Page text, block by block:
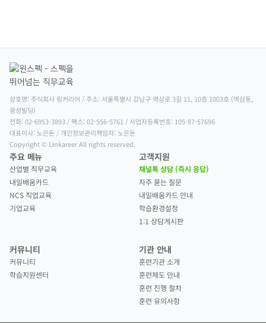
상호명: 주식회사 링커리어 / 주소: 서울특별시 강남구 역삼로 3길 11, 10층 1003호 (역삼동,
광성빌딩)
전화: 02-6953-3893 / 팩스: 02-556-5761 / 사업자등록번호: 105-87-57696
대표이사: 노은돈 / 개인정보관리책임자: 노은돈
Copyright © Linkareer All rights reserved.
주요 메뉴
산업별 직무교육
내일배움카드
NCS 직업교육
기업교육
고객지원
채널톡 상담 (즉시 응답)
자주 묻는 질문
내일배움카드 안내
학습환경설정
1:1 상담게시판
커뮤니티
커뮤니티
학습지원센터
기관 안내
훈련기관 소개
훈련제도 안내
훈련 진행 절차
훈련 유의사항